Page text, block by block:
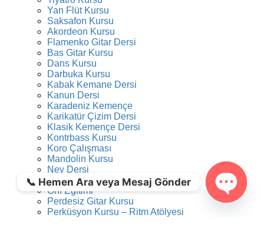
Yan Flüt Kursu
Saksafon Kursu
Akordeon Kursu
Flamenko Gitar Dersi
Bas Gitar Kursu
Dans Kursu
Darbuka Kursu
Kabak Kemane Dersi
Kanun Dersi
Karadeniz Kemençe
Karikatür Çizim Dersi
Klasik Kemençe Dersi
Kontrbass Kursu
Koro Çalışması
Mandolin Kursu
Ney Dersi
Okul Öncesi Müzik Eğitimi
Orff Eğitimi
Perdesiz Gitar Kursu
Perküsyon Kursu – Ritm Atölyesi
📞 Hemen Ara veya Mesaj Gönder